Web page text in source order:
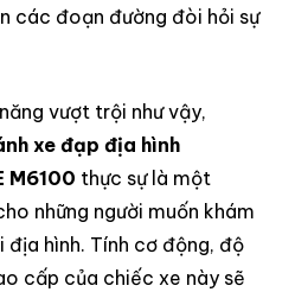
các đoạn đường đòi hỏi sự
vượt trội như vậy,
xe đạp địa hình
M6100 thực sự là một
những người muốn khám
hình. Tính cơ động, độ
cấp của chiếc xe này sẽ